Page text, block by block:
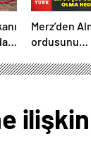
Merz’den
ordusunu
güçlü ordu